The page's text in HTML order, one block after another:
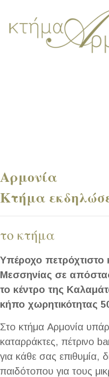
Αρμονία
Κτήμα
το κτήμα
Υπέροχο
Μεσσηνίας σε
το κέντρο της
κήπο χωρητικότητας
Στο κτήμα Αρμονία
καταρράκτες, πέτρινο
για κάθε σας
παιδότοπου για τους